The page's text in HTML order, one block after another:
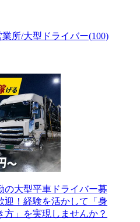
所/大型ドライバー(100)
の大型平車ドライバー募
！経験を活かして「身
方」を実現しませんか？